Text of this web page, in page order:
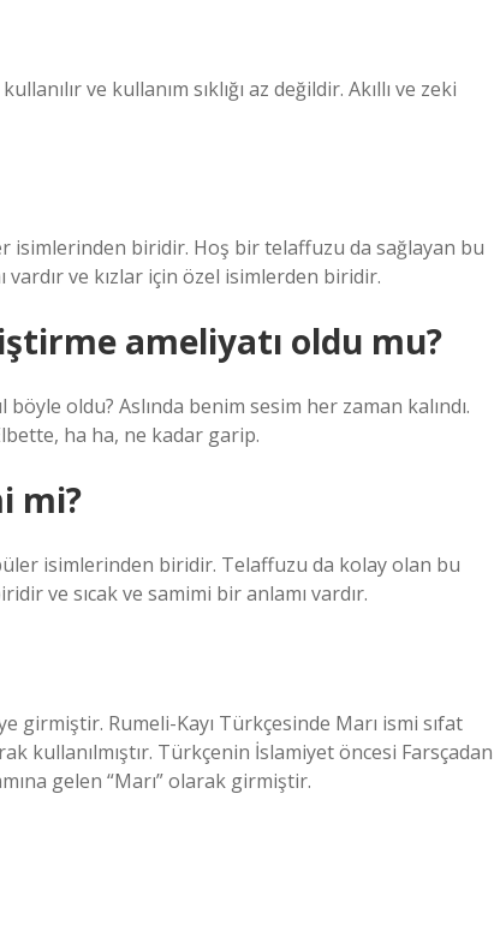
ve kullanım sıklığı az değildir. Akıllı ve zeki
isimlerinden biridir. Hoş bir telaffuzu da sağlayan bu
vardır ve kızlar için özel isimlerden biridir.
ameliyatı oldu mu?
oldu? Aslında benim sesim her zaman kalındı.
ha ha, ne kadar garip.
mi?
isimlerinden biridir. Telaffuzu da kolay olan bu
ve sıcak ve samimi bir anlamı vardır.
girmiştir. Rumeli-Kayı Türkçesinde Marı ismi sıfat
kullanılmıştır. Türkçenin İslamiyet öncesi Farsçadan
gelen “Marı” olarak girmiştir.